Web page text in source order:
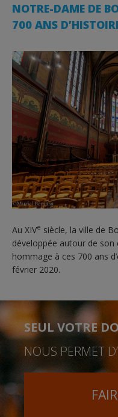
NOTRE-DAME DE
700 ANS
Au XIVe siècle, la ville de
développée autour de son
hommage à ces 700 ans
février 2020.
SEUL VOTRE
NOUS PERMET